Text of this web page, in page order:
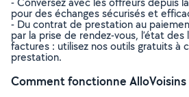
pour des échanges sécurisés et
- Du contrat de prestation au
par la prise de rendez-vous, l’état
factures : utilisez nos outils gratuits à
prestation.
Comment fonctionne AlloVoisins